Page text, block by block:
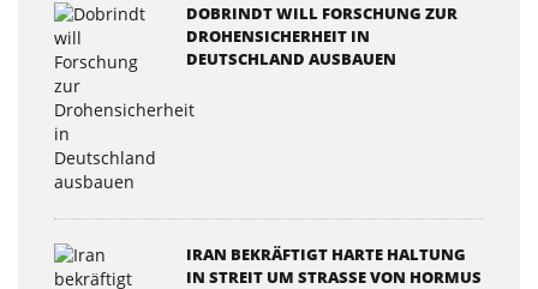
DOBRINDT WILL FORSCHUNG ZUR
DROHENSICHERHEIT IN
DEUTSCHLAND AUSBAUEN
IRAN BEKRÄFTIGT HARTE HALTUNG
IN STREIT UM STRASSE VON HORMUS